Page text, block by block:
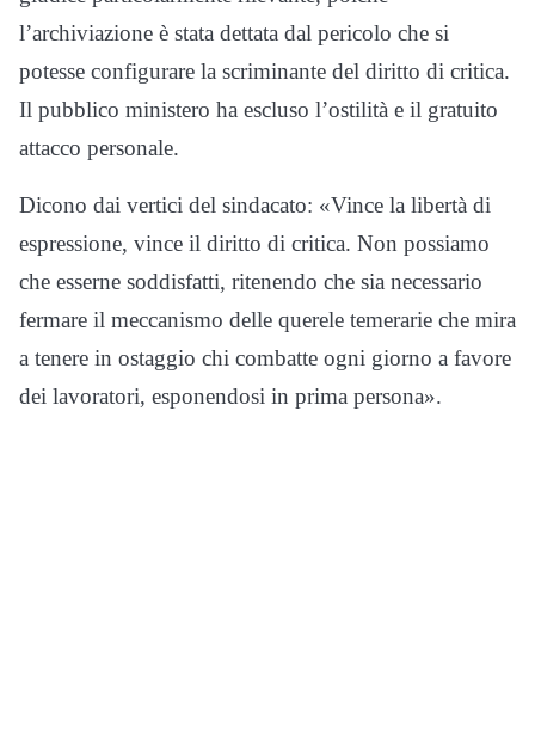
l’archiviazione è stata dettata dal pericolo che si
potesse configurare la scriminante del diritto di critica.
Il pubblico ministero ha escluso l’ostilità e il gratuito
attacco personale.
Dicono dai vertici del sindacato: «Vince la libertà di
espressione, vince il diritto di critica. Non possiamo
che esserne soddisfatti, ritenendo che sia necessario
fermare il meccanismo delle querele temerarie che mira
a tenere in ostaggio chi combatte ogni giorno a favore
dei lavoratori, esponendosi in prima persona».